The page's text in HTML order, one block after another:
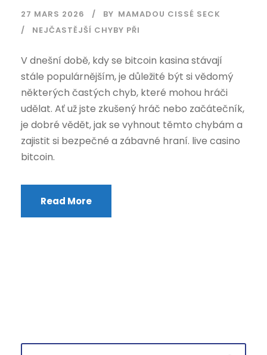
27 MARS 2026 BY MAMADOU CISSÉ SECK
NEJČASTĚJŠÍ CHYBY PŘI
V dnešní době, kdy se bitcoin kasina stávají
stále populárnějším, je důležité být si vědomý
některých častých chyb, které mohou hráči
udělat. Ať už jste zkušený hráč nebo začátečník,
je dobré vědět, jak se vyhnout těmto chybám a
zajistit si bezpečné a zábavné hraní. live casino
bitcoin.
Read More